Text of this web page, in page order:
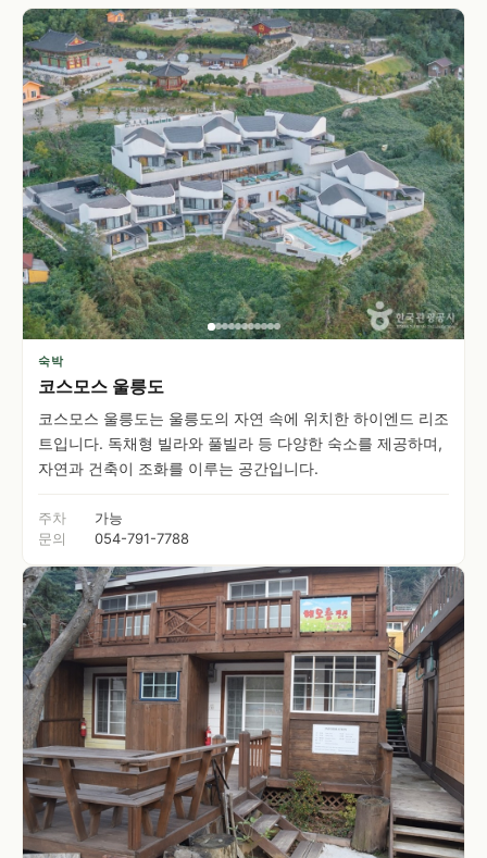
숙박
코스모스 울릉도
코스모스 울릉도는 울릉도의 자연 속에 위치한 하이엔드 리조
트입니다. 독채형 빌라와 풀빌라 등 다양한 숙소를 제공하며,
자연과 건축이 조화를 이루는 공간입니다.
주차
가능
문의
054-791-7788